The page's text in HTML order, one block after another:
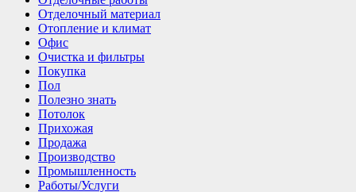
Отделочный материал
Отопление и климат
Офис
Очистка и фильтры
Покупка
Пол
Полезно знать
Потолок
Прихожая
Продажа
Производство
Промышленность
Работы/Услуги